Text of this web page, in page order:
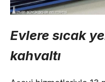
Evlere sıcak
kahvaltı